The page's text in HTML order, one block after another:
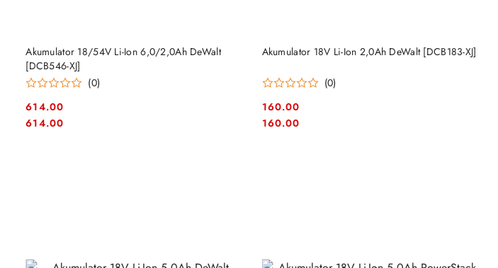
Akumulator 18/54V Li-Ion 6,0/2,0Ah DeWalt
[DCB546-XJ]
(0)
Cena:
614.00
Cena:
614.00
DO KOSZYKA Akumulator 18V Li-Ion 2,0Ah DeWalt [DCB183-XJ]
(0)
Cena:
160.00
Cena:
160.00
DO KOSZYKA